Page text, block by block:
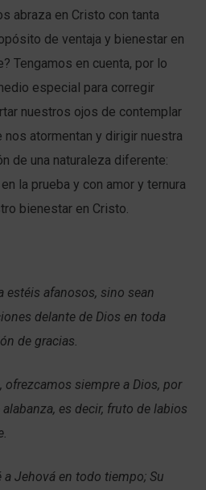
abraza en Cristo con tanta
de ventaja y bienestar en
Tengamos en cuenta, por lo
especial para corregir
nuestros ojos de contemplar
atormentan y dirigir nuestra
de una naturaleza diferente:
la prueba y con amor y ternura
bienestar en Cristo.
estéis afanosos, sino sean
delante de Dios en toda
de gracias.
siempre a Dios, por
es decir, fruto de labios
Jehová en todo tiempo; Su